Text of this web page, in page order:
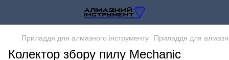
Приладдя для алмазного інструменту Приладдя для
Колектор збору пилу Mechanic